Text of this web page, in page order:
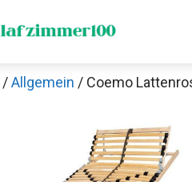
/Allgemein / Coemo